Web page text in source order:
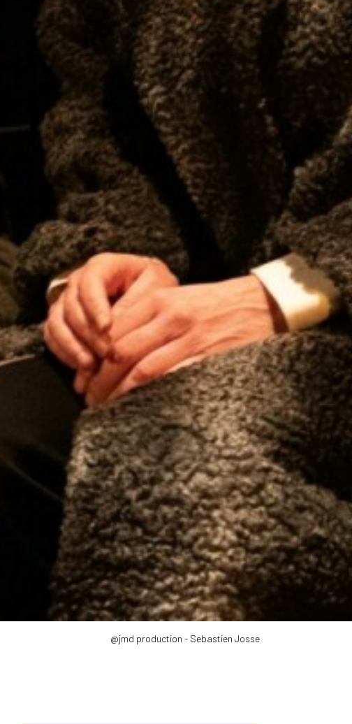
@jmd production - Sebastien Josse